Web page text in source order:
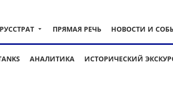
ПРЯМАЯ РЕЧЬ НОВОСТИ И
АНАЛИТИКА ИСТОРИЧЕСКИЙ